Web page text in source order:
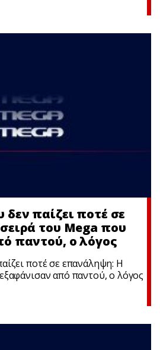
παίζει ποτέ σε
του Mega που
παντού, ο λόγος
ποτέ σε επανάληψη: Η
από παντού, ο λόγος